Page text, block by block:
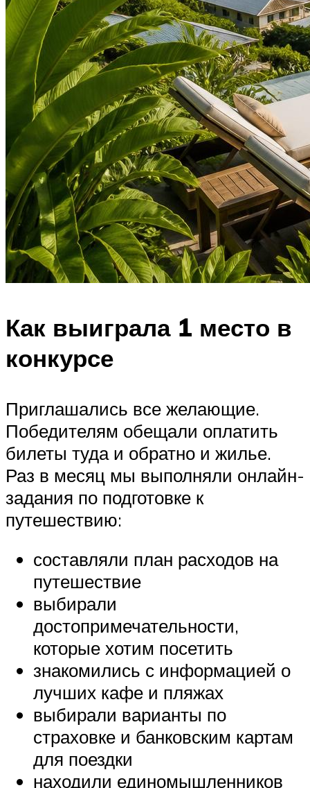
Как выиграла 1 место в
конкурсе
Приглашались все желающие.
Победителям обещали оплатить
билеты туда и обратно и жилье.
Раз в месяц мы выполняли онлайн-
задания по подготовке к
путешествию:
составляли план расходов на
путешествие
выбирали
достопримечательности,
которые хотим посетить
знакомились с информацией о
лучших кафе и пляжах
выбирали варианты по
страховке и банковским картам
для поездки
находили единомышленников